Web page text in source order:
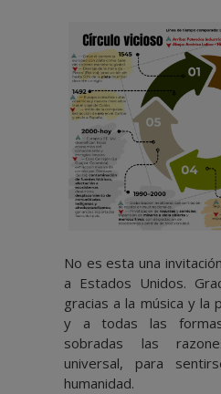
No es esta una
a Estados Unidos.
gracias a la música y la
y a todas las
sobradas las
universal, para
humanidad.